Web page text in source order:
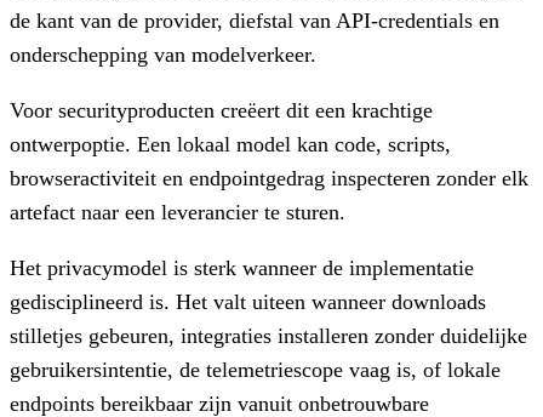
de kant van de provider, diefstal van API-credentials en
onderschepping van modelverkeer.
Voor securityproducten creëert dit een krachtige
ontwerpoptie. Een lokaal model kan code, scripts,
browseractiviteit en endpointgedrag inspecteren zonder elk
artefact naar een leverancier te sturen.
Het privacymodel is sterk wanneer de implementatie
gedisciplineerd is. Het valt uiteen wanneer downloads
stilletjes gebeuren, integraties installeren zonder duidelijke
gebruikersintentie, de telemetriescope vaag is, of lokale
endpoints bereikbaar zijn vanuit onbetrouwbare